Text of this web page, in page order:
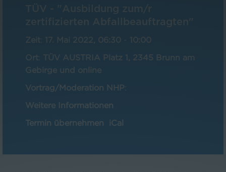
Wissenschaft
Karriere
Pressebereich
Kontakt
TÜV - "Ausbildung zum/r
zertifizierten Abfallbeauftragten"
Zeit 17. Mai 2022, 06:30
10:00
Ort TÜV AUSTRIA Platz 1, 2345 Brunn am
Gebirge und online
Vortrag/Moderation NHP
Weitere Informationen
Termin übernehmen
iCal